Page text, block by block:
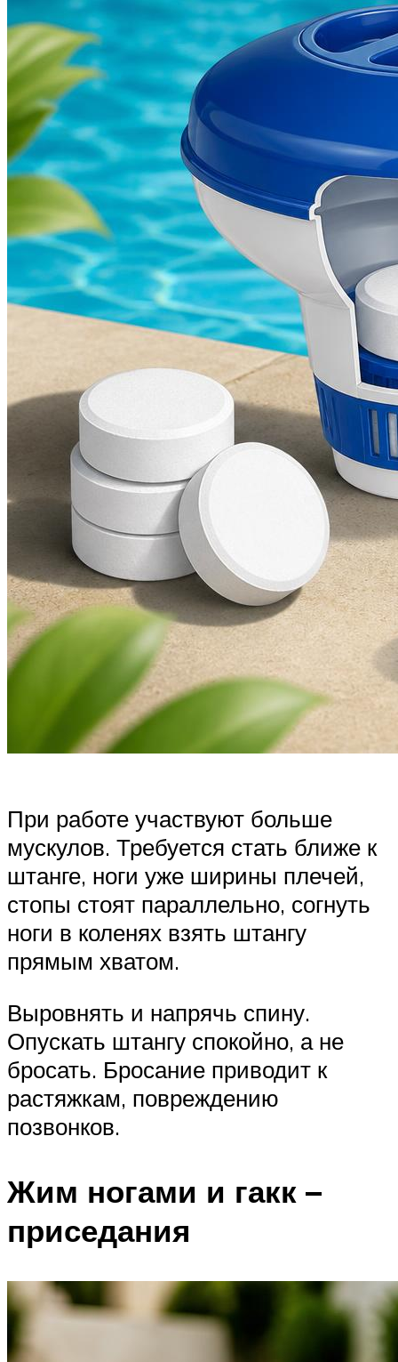
При работе участвуют больше
мускулов. Требуется стать ближе к
штанге, ноги уже ширины плечей,
стопы стоят параллельно, согнуть
ноги в коленях взять штангу
прямым хватом.
Выровнять и напрячь спину.
Опускать штангу спокойно, а не
бросать. Бросание приводит к
растяжкам, повреждению
позвонков.
Жим ногами и гакк –
приседания